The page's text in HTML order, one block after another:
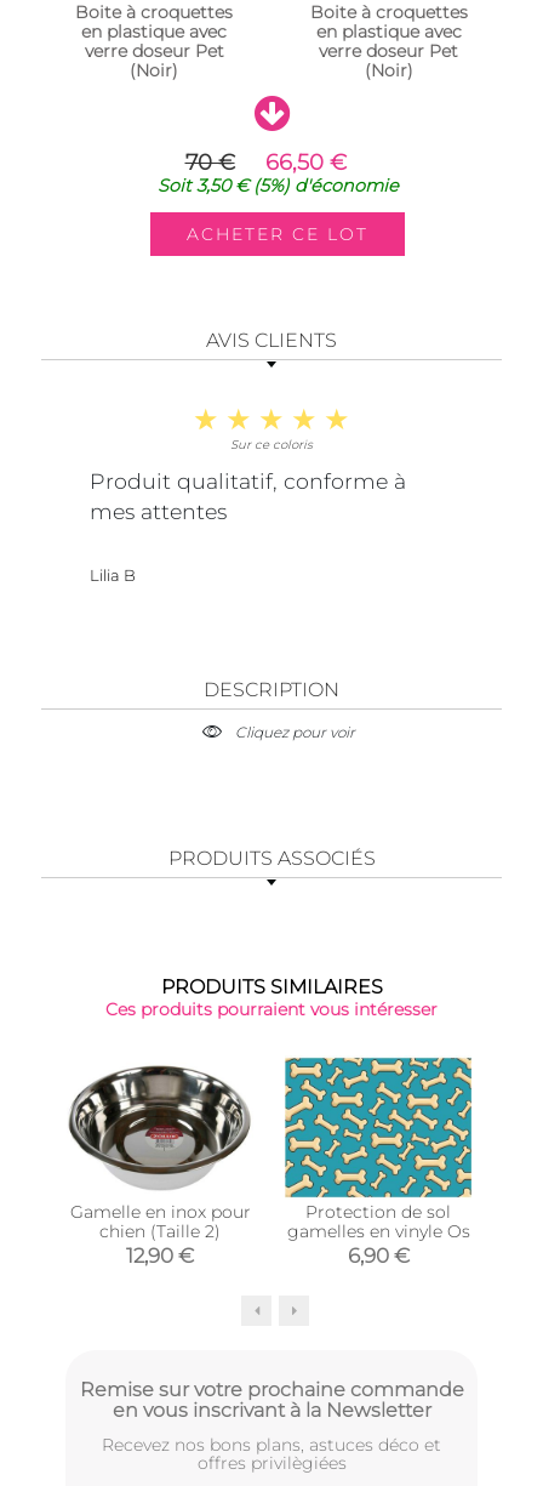
Boite à croquettes
en plastique avec
verre doseur Pet
(Noir)
Boite à croquettes
en plastique avec
verre doseur Pet
(Noir)
70 € 66,50 €
Soit3,50 €(5%)d'économie
AVIS CLIENTS
Sur ce coloris
Produit qualitatif, conforme à
mes attentes
Lilia B
DESCRIPTION
Cliquez pour voir
PRODUITS ASSOCIÉS
PRODUITS SIMILAIRES
Ces produits pourraient vous intéresser
Gamelle en inox pour
chien (Taille 2)
12,90 €
Protection de sol
gamelles en vinyle Os
6,90 €
Remise sur votre prochaine commande
en vous inscrivant à la Newsletter
Recevez nos bons plans, astuces déco et
offres privilègiées